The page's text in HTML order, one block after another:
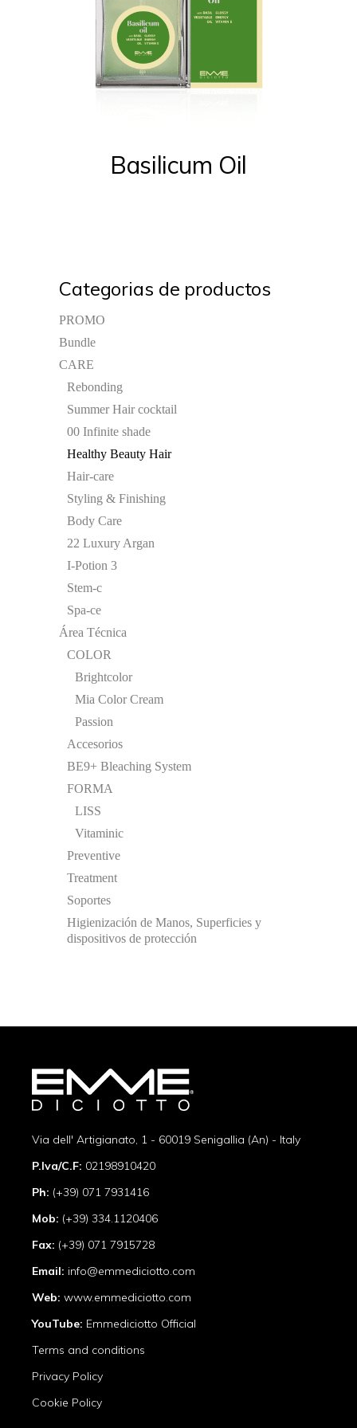
Basilicum Oil
Categorias de productos
PROMO
Bundle
CARE
Rebonding
Summer Hair cocktail
00 Infinite shade
Healthy Beauty Hair
Hair-care
Styling & Finishing
Body Care
22 Luxury Argan
I-Potion 3
Stem-c
Spa-ce
Área Técnica
COLOR
Brightcolor
Mia Color Cream
Passion
Accesorios
BE9+ Bleaching System
FORMA
LISS
Vitaminic
Preventive
Treatment
Soportes
Higienización de Manos, Superficies y
dispositivos de protección
Via dell' Artigianato, 1 - 60019 Senigallia (An) - Italy
P.Iva/C.F: 02198910420
Ph: (+39) 071 7931416
Mob: (+39) 334.1120406
Fax: (+39) 071 7915728
Email: info@emmediciotto.com
Web: www.emmediciotto.com
YouTube: Emmediciotto Official
Terms and conditions
Privacy Policy
Cookie Policy